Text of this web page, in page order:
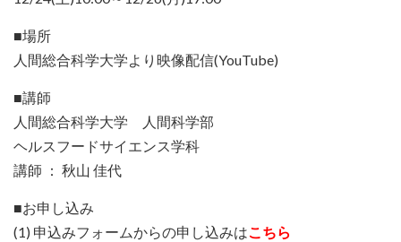
■場所
人間総合科学大学より映像配信(YouTube)
■講師
人間総合科学大学 人間科学部
ヘルスフードサイエンス学科
講師 ： 秋山 佳代
■お申し込み
(1) 申込みフォームからの申し込みはこちら